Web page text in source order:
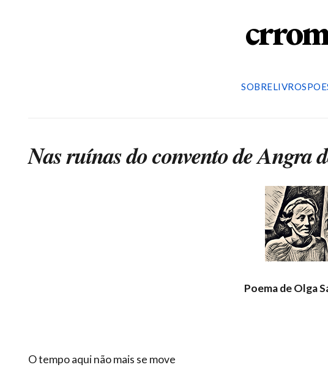
SOBRELIVROS
Nas ruínas do convento de Angra
Poema de Olga
O tempo aqui não mais se move